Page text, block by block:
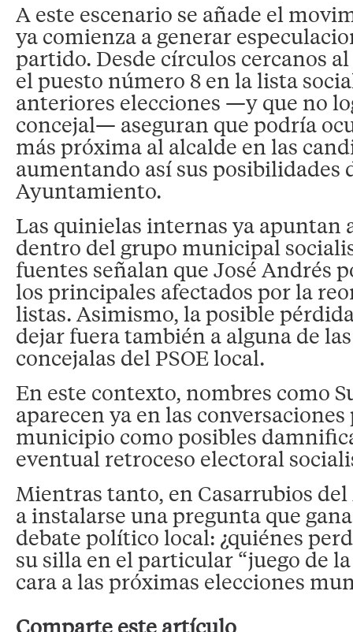
A este escenario se añade el
ya comienza a generar
partido. Desde círculos cercanos
el puesto número 8 en la lista
anteriores elecciones —y que no
concejal— aseguran que podría
más próxima al alcalde en las
aumentando así sus posibilidades
Ayuntamiento.
Las quinielas internas ya apuntan
dentro del grupo municipal
fuentes señalan que José Andrés
los principales afectados por la
listas. Asimismo, la posible
dejar fuera también a alguna de
concejalas del PSOE local.
En este contexto, nombres como
aparecen ya en las
municipio como posibles
eventual retroceso electoral
Mientras tanto, en Casarrubios
a instalarse una pregunta que
debate político local: ¿quiénes
su silla en el particular “juego de
cara a las próximas elecciones
Comparte este artículo